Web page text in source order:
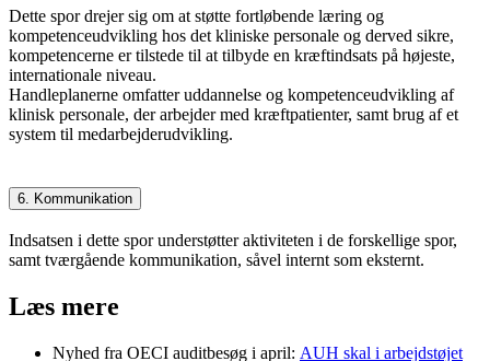
Dette spor drejer sig om at støtte fortløbende læring og
kompetenceudvikling hos det kliniske personale og derved sikre,
kompetencerne er tilstede til at tilbyde en kræftindsats på højeste,
internationale niveau.
Handleplanerne omfatter uddannelse og kompetenceudvikling af
klinisk personale, der arbejder med kræftpatienter, samt brug af et
system til medarbejderudvikling.
6. Kommunikation
Indsatsen i dette spor understøtter aktiviteten i de forskellige spor,
samt tværgående kommunikation, såvel internt som eksternt.
Læs mere
Nyhed fra OECI auditbesøg i april: AUH skal i arbejdstøjet